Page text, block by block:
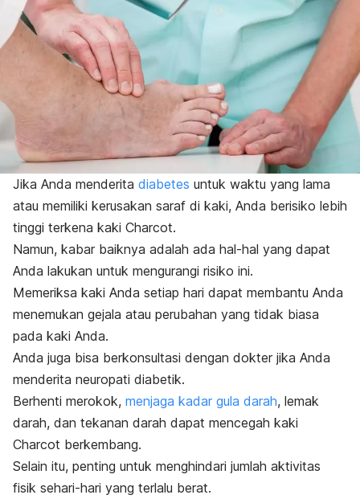
Jika Anda menderita diabetes untuk waktu yang lama
atau memiliki kerusakan saraf di kaki, Anda berisiko lebih
tinggi terkena kaki Charcot.
Namun, kabar baiknya adalah ada hal-hal yang dapat
Anda lakukan untuk mengurangi risiko ini.
Memeriksa kaki Anda setiap hari dapat membantu Anda
menemukan gejala atau perubahan yang tidak biasa
pada kaki Anda.
Anda juga bisa berkonsultasi dengan dokter jika Anda
menderita neuropati diabetik.
Berhenti merokok, menjaga kadar gula darah, lemak
darah, dan tekanan darah dapat mencegah kaki
Charcot berkembang.
Selain itu, penting untuk menghindari jumlah aktivitas
fisik sehari-hari yang terlalu berat.